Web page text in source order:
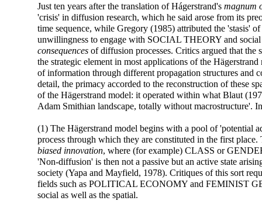
Just ten years after the translation of Hágerstrand's magnum
'crisis' in diffusion research, which he said arose from its
time sequence, while Gregory (1985) attributed the 'stasis'
unwillingness to engage with SOCIAL THEORY and
consequences of diffusion processes. Critics argued that
the strategic element in most applications of the
of information through different propagation structures and
detail, the primacy accorded to the reconstruction of these
of the Hägerstrand model: it operated within what Blaut
Adam Smithian landscape, totally without macrostructure'.
(1) The Hägerstrand model begins with a pool of 'potential
process through which they are constituted in the first place.
biased innovation, where (for example) CLASS or
'Non-diffusion' is then not a passive but an active state
society (Yapa and Mayfield, 1978). Critiques of this sort
fields such as POLITICAL ECONOMY and FEMINIST
social as well as the spatial.